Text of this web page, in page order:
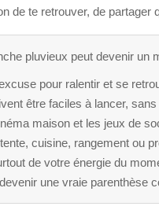
de te retrouver, de partager
pluvieux peut devenir un
pour ralentir et se
être faciles à lancer,
maison et les jeux de
cuisine, rangement ou
de votre énergie du
une vraie parenthèse